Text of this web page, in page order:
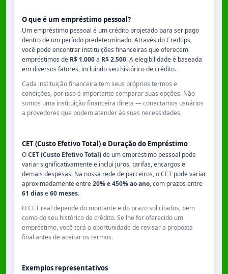
O que é um empréstimo pessoal?
Um empréstimo pessoal é um crédito projetado para ser pago
dentro de um período predeterminado. Através do Credtips,
você pode encontrar instituições financeiras que oferecem
empréstimos de R$ 1.000a R$ 2.500. A elegibilidade é baseada
em diversos fatores, incluindo seu histórico de crédito.
Cada instituição financeira tem seus próprios termos e
condições, por isso é importante comparar suas opções. Não
somos uma instituição financeira direta — conectamos usuários
a provedores que podem atender às suas necessidades.
CET (Custo Efetivo Total) e Duração do Empréstimo
OCET (Custo Efetivo Total)de um empréstimo pessoal pode
variar significativamente e inclui juros, tarifas, encargos e
demais despesas. Na nossa rede de parceiros, o CET pode variar
aproximadamente entre20% e 450% ao ano, com prazos entre
61 diase60 meses.
O CET real depende do montante e do prazo solicitados, bem
como do seu histórico de crédito. Se lhe for oferecido um
empréstimo, você terá a oportunidade de revisar a proposta
final antes de aceitar os termos.
Exemplos representativos